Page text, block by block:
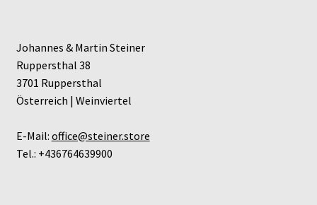
Johannes & Martin Steiner
Ruppersthal 38
3701 Ruppersthal
Österreich | Weinviertel
E-Mail: office@steiner.store
Tel.: +436764639900